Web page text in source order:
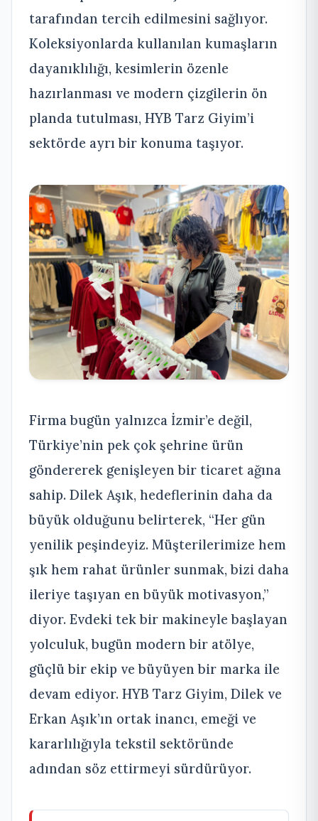
tarafından tercih edilmesini sağlıyor.
Koleksiyonlarda kullanılan kumaşların
dayanıklılığı, kesimlerin özenle
hazırlanması ve modern çizgilerin ön
planda tutulması, HYB Tarz Giyim’i
sektörde ayrı bir konuma taşıyor.
Firma bugün yalnızca İzmir’e değil,
Türkiye’nin pek çok şehrine ürün
göndererek genişleyen bir ticaret ağına
sahip. Dilek Aşık, hedeflerinin daha da
büyük olduğunu belirterek, “Her gün
yenilik peşindeyiz. Müşterilerimize hem
şık hem rahat ürünler sunmak, bizi daha
ileriye taşıyan en büyük motivasyon,”
diyor. Evdeki tek bir makineyle başlayan
yolculuk, bugün modern bir atölye,
güçlü bir ekip ve büyüyen bir marka ile
devam ediyor. HYB Tarz Giyim, Dilek ve
Erkan Aşık’ın ortak inancı, emeği ve
kararlılığıyla tekstil sektöründe
adından söz ettirmeyi sürdürüyor.